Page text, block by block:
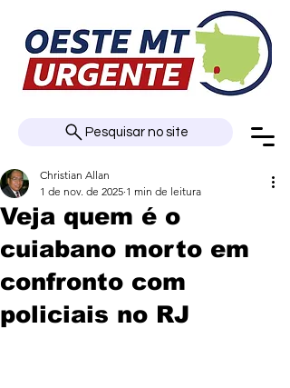
Pesquisar no site
Veja quem é o
cuiabano morto em
confronto com
policiais no RJ
Christian Allan
1 de nov. de 2025 1 min de leitura